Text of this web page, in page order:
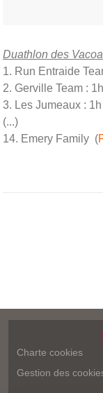
Duathlon des
1. Run Entraide
2. Gerville Team :
3. Les Jumeaux :
(...)
14. Emery Family (
Charte cookies
Gestion des